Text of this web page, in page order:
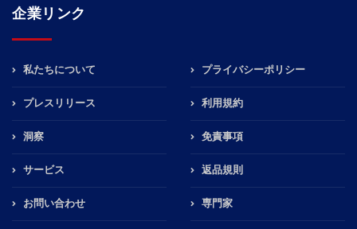
企業リンク
私たちについて
プレスリリース
洞察
サービス
お問い合わせ
プライバシーポリシー
利用規約
免責事項
返品規則
専門家